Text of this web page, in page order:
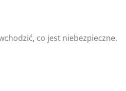
co jest niebezpieczne.